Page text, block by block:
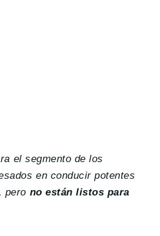
el segmento de los
​​en conducir potentes
pero no están listos para